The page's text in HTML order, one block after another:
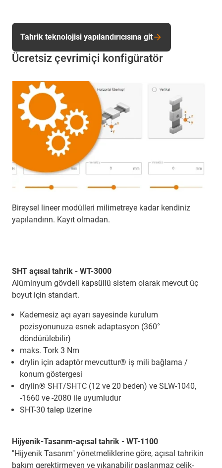
Ücretsiz çevrimiçi konfigüratör
Bireysel lineer modülleri milimetreye kadar kendiniz
yapılandırın. Kayıt olmadan.
Tahrik teknolojisi yapılandırıcısına git
SHT açısal tahrik - WT-3000
Alüminyum gövdeli kapsüllü sistem olarak mevcut üç
boyut için standart.
Kademesiz açı ayarı sayesinde kurulum
pozisyonunuza esnek adaptasyon (360°
döndürülebilir)
maks. Tork 3 Nm
drylin için adaptör mevcuttur® iş mili bağlama /
konum göstergesi
drylin® SHT/SHTC (12 ve 20 beden) ve SLW-1040,
-1660 ve -2080 ile uyumludur
SHT-30 talep üzerine
Hijyenik-Tasarım-açısal tahrik - WT-1100
"Hijyenik Tasarım" yönetmeliklerine göre, açısal tahrikin
bakım gerektirmeyen ve yıkanabilir paslanmaz çelik-